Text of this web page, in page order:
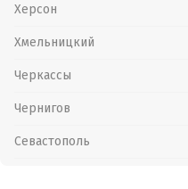
Херсон
Хмельницкий
Черкассы
Чернигов
Севастополь